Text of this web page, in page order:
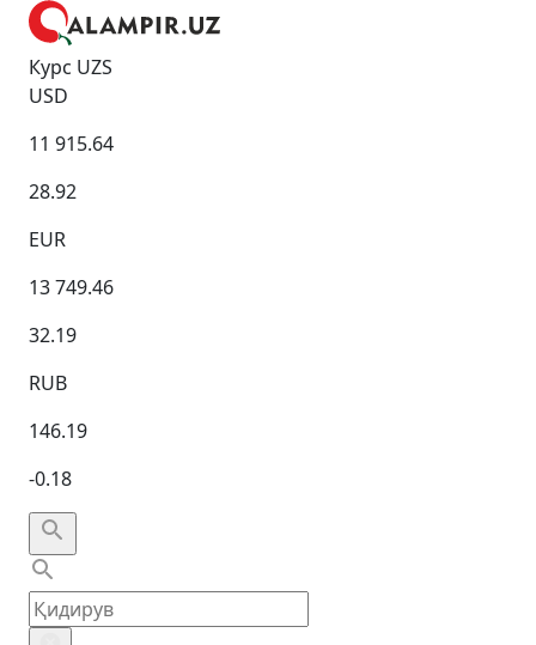
Курс UZS
USD
11 915.64
28.92
EUR
13 749.46
32.19
RUB
146.19
-0.18